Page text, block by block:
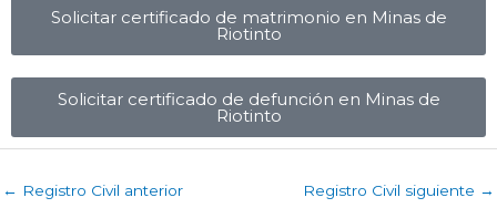
Solicitar certificado de matrimonio en Minas de
Riotinto​
Solicitar certificado de defunción en Minas de
Riotinto​
← Registro Civil anterior Registro Civil siguiente →